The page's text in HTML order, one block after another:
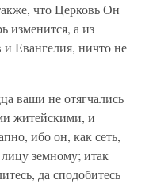
что Церковь Он
изменится, а из
Евангелия, ничто не
ваши не отягчались
житейскими, и
ибо он, как сеть,
земному; итак
да сподобитесь